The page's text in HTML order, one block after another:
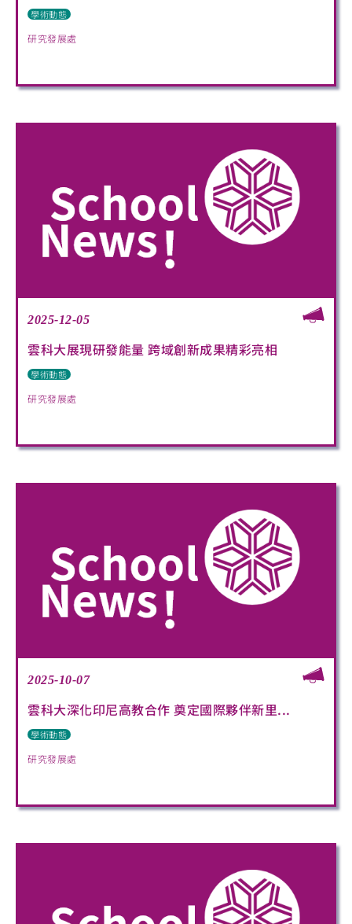
學術動態
研究發展處
2025-12-05
雲科大展現研發能量 跨域創新成果精彩亮相
學術動態
研究發展處
2025-10-07
雲科大深化印尼高教合作 奠定國際夥伴新里...
學術動態
研究發展處